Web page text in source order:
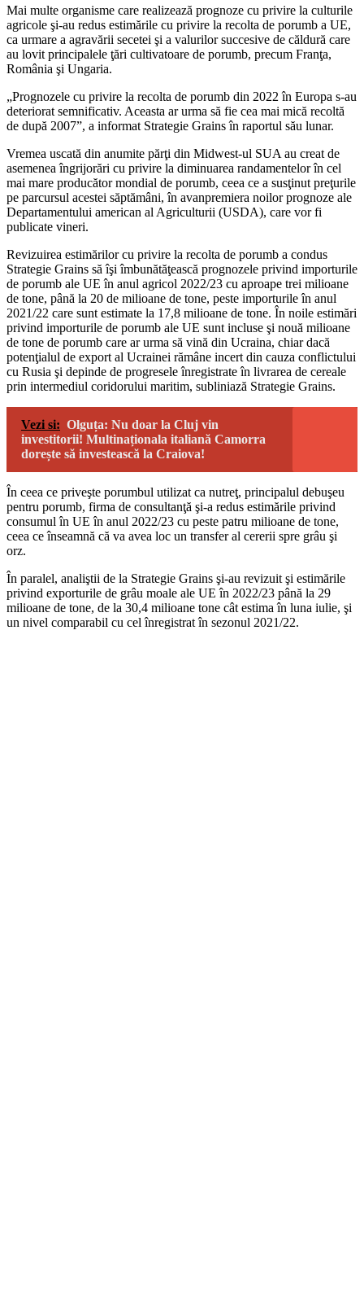
Mai multe organisme care realizează prognoze cu privire la culturile
agricole şi-au redus estimările cu privire la recolta de porumb a UE,
ca urmare a agravării secetei şi a valurilor succesive de căldură care
au lovit principalele ţări cultivatoare de porumb, precum Franţa,
România şi Ungaria.
„Prognozele cu privire la recolta de porumb din 2022 în Europa s-au
deteriorat semnificativ. Aceasta ar urma să fie cea mai mică recoltă
de după 2007”, a informat Strategie Grains în raportul său lunar.
Vremea uscată din anumite părţi din Midwest-ul SUA au creat de
asemenea îngrijorări cu privire la diminuarea randamentelor în cel
mai mare producător mondial de porumb, ceea ce a susţinut preţurile
pe parcursul acestei săptămâni, în avanpremiera noilor prognoze ale
Departamentului american al Agriculturii (USDA), care vor fi
publicate vineri.
Revizuirea estimărilor cu privire la recolta de porumb a condus
Strategie Grains să îşi îmbunătăţească prognozele privind importurile
de porumb ale UE în anul agricol 2022/23 cu aproape trei milioane
de tone, până la 20 de milioane de tone, peste importurile în anul
2021/22 care sunt estimate la 17,8 milioane de tone. În noile estimări
privind importurile de porumb ale UE sunt incluse şi nouă milioane
de tone de porumb care ar urma să vină din Ucraina, chiar dacă
potenţialul de export al Ucrainei rămâne incert din cauza conflictului
cu Rusia şi depinde de progresele înregistrate în livrarea de cereale
prin intermediul coridorului maritim, subliniază Strategie Grains.
Vezi si: Olguța: Nu doar la Cluj vin
investitorii! Multinaționala italiană Camorra
dorește să investească la Craiova!
În ceea ce priveşte porumbul utilizat ca nutreţ, principalul debuşeu
pentru porumb, firma de consultanţă şi-a redus estimările privind
consumul în UE în anul 2022/23 cu peste patru milioane de tone,
ceea ce înseamnă că va avea loc un transfer al cererii spre grâu şi
orz.
În paralel, analiştii de la Strategie Grains şi-au revizuit şi estimările
privind exporturile de grâu moale ale UE în 2022/23 până la 29
milioane de tone, de la 30,4 milioane tone cât estima în luna iulie, şi
un nivel comparabil cu cel înregistrat în sezonul 2021/22.